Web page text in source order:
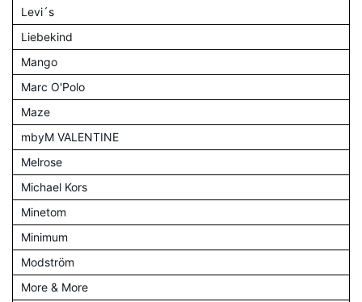
Levi´s
Liebekind
Mango
Marc O'Polo
Maze
mbyM VALENTINE
Melrose
Michael Kors
Minetom
Minimum
Modström
More & More